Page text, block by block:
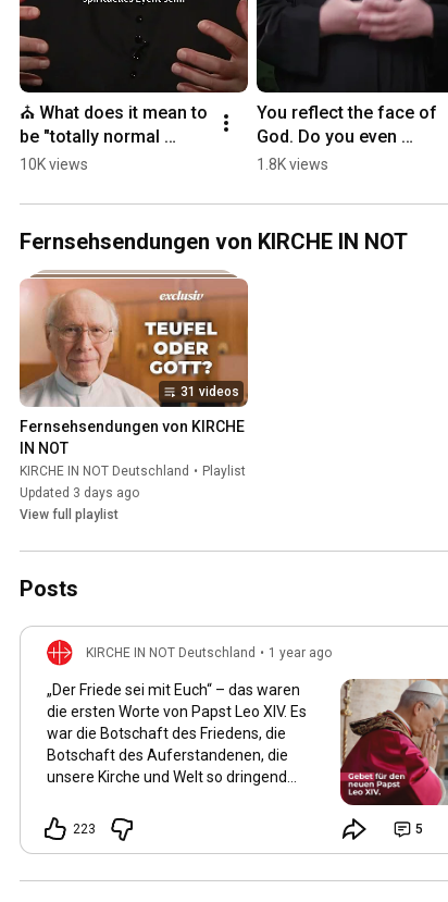
⛪ What does it mean to
be "totally normal
Catholic"? | Father Karl
10K views
You reflect the face of
God. Do you even
realize that?
1.8K views
Fernsehsendungen von KIRCHE IN NOT
31 videos
Fernsehsendungen von KIRCHE
IN NOT
KIRCHE IN NOT Deutschland • Playlist
Updated 3 days ago
View full playlist
Posts
KIRCHE IN NOT Deutschland • 1 year ago
„Der Friede sei mit Euch“ – das waren
die ersten Worte von Papst Leo XIV. Es
war die Botschaft des Friedens, die
Botschaft des Auferstandenen, die
unsere Kirche und Welt so dringend
Projektpartner. Wir konnten während
seiner Amtszeit als Bischof von
2023 zahlreiche Projekte in seiner
223 5